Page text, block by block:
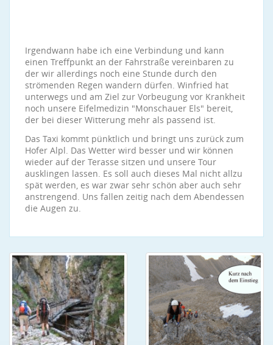
Irgendwann habe ich eine Verbindung und kann
einen Treffpunkt an der Fahrstraße vereinbaren zu
der wir allerdings noch eine Stunde durch den
strömenden Regen wandern dürfen. Winfried hat
unterwegs und am Ziel zur Vorbeugung vor Krankheit
noch unsere Eifelmedizin "Monschauer Els" bereit,
der bei dieser Witterung mehr als passend ist.
Das Taxi kommt pünktlich und bringt uns zurück zum
Hofer Alpl. Das Wetter wird besser und wir können
wieder auf der Terasse sitzen und unsere Tour
ausklingen lassen. Es soll auch dieses Mal nicht allzu
spät werden, es war zwar sehr schön aber auch sehr
anstrengend. Uns fallen zeitig nach dem Abendessen
die Augen zu.